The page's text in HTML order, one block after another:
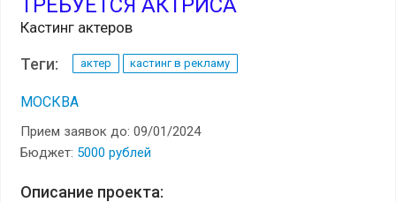
ТРЕБУЕТСЯ АКТРИСА
Кастинг актеров
Теги: актер кастинг в рекламу
МОСКВА
Прием заявок до: 09/01/2024
Бюджет: 5000 рублей
Описание проекта: